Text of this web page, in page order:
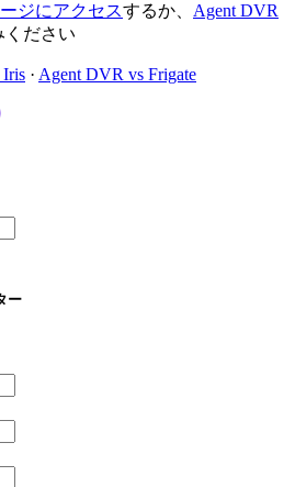
ジにアクセスするか、 Agent DVR
ください
Iris · Agent DVR vs Frigate
ー